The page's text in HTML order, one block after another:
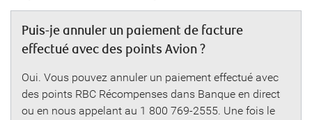
Puis-je annuler un paiement de facture
effectué avec des points Avion ?
Oui. Vous pouvez annuler un paiement effectué avec
des points RBC Récompenses dans Banque en direct
ou en nous appelant au 1 800 769-2555. Une fois le